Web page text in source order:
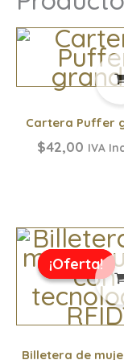
Cartera Puffer
$42,00 IVA
¡Oferta!
¡Oferta!
Billetera de
El
precio
original
era:
$39,00.
El
es: